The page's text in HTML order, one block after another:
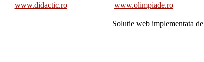
www.didactic.ro www.olimpiade.ro
Solutie web implementata de